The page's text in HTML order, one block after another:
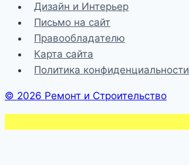
Дизайн и Интерьер
Письмо на сайт
Правообладателю
Карта сайта
Политика конфиденциальности
© 2026 Ремонт и Строительство